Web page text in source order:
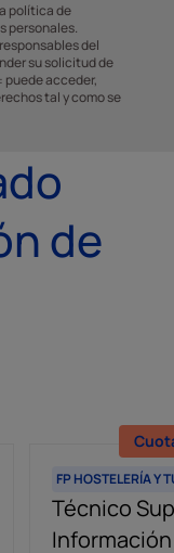
política de
personales.
del
su solicitud de
acceder,
tal y como se
de
FP HOSTELERÍA Y
Técnico